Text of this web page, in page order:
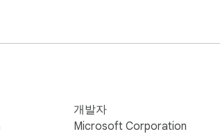
개발자
Microsoft Corporation